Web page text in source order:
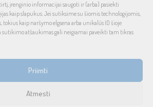
įrenginio informacijai saugoti ir (arba) pasiekti
kaip slapukus. Jei sutiksime su šiomis technologijomis,
kaip naršymo elgsena arba unikalūs ID šioje
sutikimo atšaukimas gali neigiamai paveikti tam tikras
Priimti
Atmesti
namų bei automobilinės garso
pirkti išsimokėtinai, garantuotas optimalus